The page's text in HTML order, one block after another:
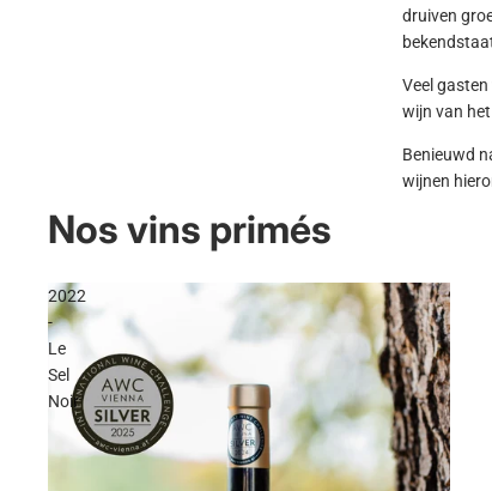
druiven
Veel
wijn van
Benieuwd
wijnen
Nos vins primés
2022
-
Le
Sel
Noir